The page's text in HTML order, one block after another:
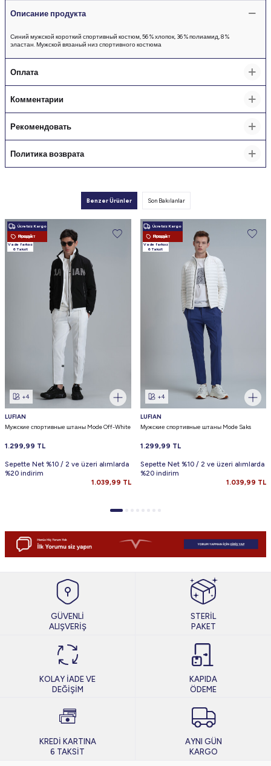
Описание продукта
Синий мужской короткий спортивный костюм, 56 % хлопок, 36 % полиамид, 8 %
эластан. Мужской вязаный низ спортивного костюма
Оплата
Комментарии
Рекомендовать
Политика возврата
Benzer Ürünler Son Bakılanlar
Ücretsiz Kargo
Новый Продукт
Vade farksız
6 Taksit
+4
LUFIAN
Мужские спортивные штаны Mode Off-White
1.299,99 TL
Sepette Net %10 / 2 ve üzeri alımlarda
%20 indirim
1.039,99 TL
Ücretsiz Kargo
Новый Продукт
Vade farksız
6 Taksit
+4
LUFIAN
Мужские спортивные штаны Mode Saks
1.299,99 TL
Sepette Net %10 / 2 ve üzeri alımlarda
%20 indirim
1.039,99 TL
GÜVENLİ
ALIŞVERİŞ
STERİL
PAKET
KOLAY İADE VE
DEĞİŞİM
KAPIDA
ÖDEME
KREDİ KARTINA
6 TAKSİT
AYNI GÜN
KARGO